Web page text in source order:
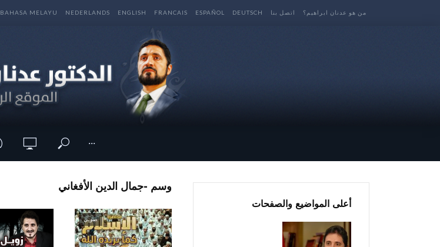
من هو عدنان ابراهيم؟ اتصل بنا DEUTSCH
ESPAÑOL
FRANCAIS
ENGLISH
NEDERLANDS
BAHASA MELAYU
···
وسم -جمال الدين الأفغاني
صوتي
أعلى المواضيع والصفحات